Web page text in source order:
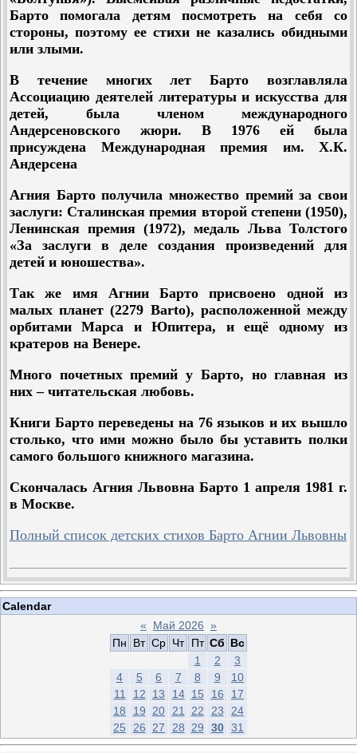
Барто помогала детям посмотреть на себя со
стороны, поэтому ее стихи не казались обидными
или злыми.
В течение многих лет Барто возглавляла
Ассоциацию деятелей литературы и искусства для
детей, была членом международного
Андерсеновского жюри. В 1976 ей была
присуждена Международная премия им. Х.К.
Андерсена
Агния Барто получила множество премий за свои
заслуги: Сталинская премия второй степени (1950),
Ленинская премия (1972), медаль Льва Толстого
«За заслуги в деле создания произведений для
детей и юношества».
Так же имя Агнии Барто присвоено одной из
малых планет (2279 Barto), расположенной между
орбитами Марса и Юпитера, и ещё одному из
кратеров на Венере.
Много почетных премий у Барто, но главная из
них – читательская любовь.
Книги Барто переведены на 76 языков и их вышло
столько, что ими можно было бы уставить полки
самого большого книжного магазина.
Скончалась Агния Львовна Барто 1 апреля 1981 г.
в Москве.
Полный список детских стихов Барто Агнии Львовны
Calendar
«
Май 2026 »
Пн
Вт Ср Чт Пт Сб Вс
1
2
3
4
5 6 7 8 9
10
11
12 13 14 15 16
17
18
19 20 21 22 23
24
25
26 27 28 29 30 31